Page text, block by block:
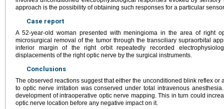
approach is the possibility of obtaining such responses for a particular
Case report
A 52-year-old woman presented with meningioma in the area of right
microsurgical removal of the tumor through the transciliary supraorbital
inferior margin of the right orbit repeatedly recorded
displacements of the right optic nerve by the surgical instruments.
Conclusions
The observed reactions suggest that either the unconditioned blink reflex
to optic nerve irritation was conserved under total intravenous
development of intraoperative optic nerve mapping. This in turn could
optic nerve location before any negative impact on it.